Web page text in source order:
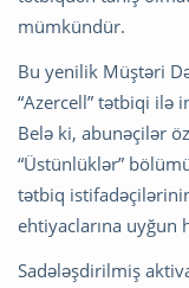
mümkündür.
Bu yenilik Müştəri
“Azercell” tətbiqi ilə
Belə ki, abunəçilər
“Üstünlüklər”
tətbiq
ehtiyaclarına uyğun
Sadələşdirilmiş